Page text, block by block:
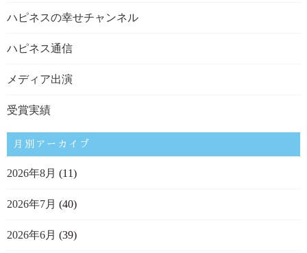
ハピネスの幸せチャンネル
ハピネス通信
メディア出演
受賞実績
月別アーカイブ
2026年8月 (11)
2026年7月 (40)
2026年6月 (39)